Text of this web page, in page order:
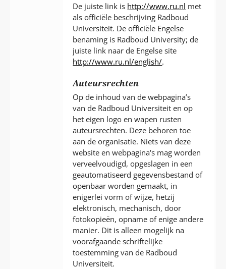
De juiste link is http://www.ru.nl met
als officiële beschrijving Radboud
Universiteit. De officiële Engelse
benaming is Radboud University; de
juiste link naar de Engelse site
http://www.ru.nl/english/.
Auteursrechten
Op de inhoud van de webpagina’s
van de Radboud Universiteit en op
het eigen logo en wapen rusten
auteursrechten. Deze behoren toe
aan de organisatie. Niets van deze
website en webpagina's mag worden
verveelvoudigd, opgeslagen in een
geautomatiseerd gegevensbestand of
openbaar worden gemaakt, in
enigerlei vorm of wijze, hetzij
elektronisch, mechanisch, door
fotokopieën, opname of enige andere
manier. Dit is alleen mogelijk na
voorafgaande schriftelijke
toestemming van de Radboud
Universiteit.